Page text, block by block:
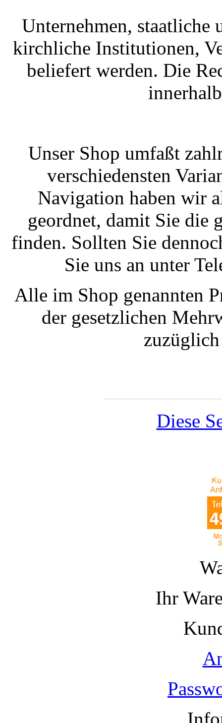
Unternehmen,
kirchliche Institutionen,
beliefert werden. Die
Unser Shop umfaßt
verschiedensten
Navigation haben wir
geordnet, damit Sie die
finden. Sollten Sie
Sie uns an unter
Alle im Shop genannten
der gesetzlichen
Diese
Ihr